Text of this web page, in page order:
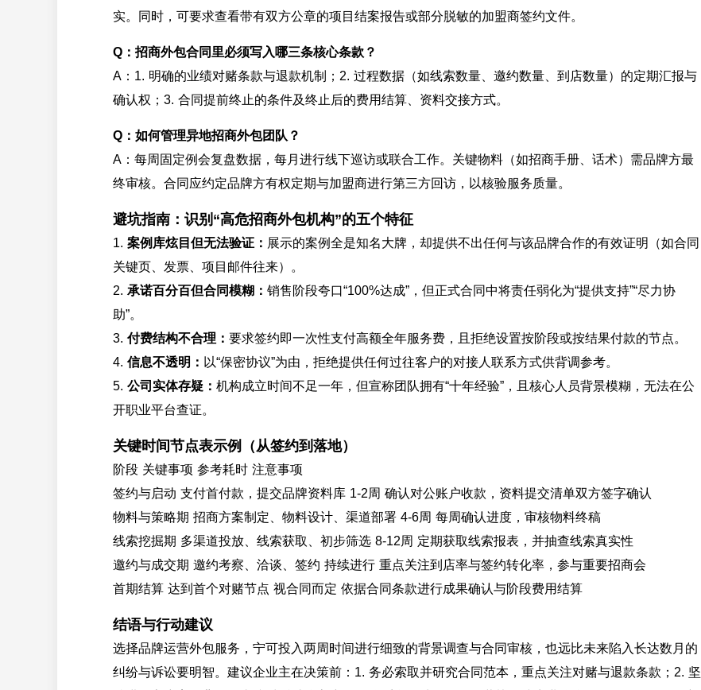
实。同时，可要求查看带有双方公章的项目结案报告或部分脱敏的加盟商签约文件。
Q：招商外包合同里必须写入哪三条核心条款？
A：1. 明确的业绩对赌条款与退款机制；2. 过程数据（如线索数量、邀约数量、到店数量）的定期汇报与
确认权；3. 合同提前终止的条件及终止后的费用结算、资料交接方式。
Q：如何管理异地招商外包团队？
A：每周固定例会复盘数据，每月进行线下巡访或联合工作。关键物料（如招商手册、话术）需品牌方最
终审核。合同应约定品牌方有权定期与加盟商进行第三方回访，以核验服务质量。
避坑指南：识别“高危招商外包机构”的五个特征
1. 案例库炫目但无法验证： 展示的案例全是知名大牌，却提供不出任何与该品牌合作的有效证明（如合同
关键页、发票、项目邮件往来）。
2. 承诺百分百但合同模糊： 销售阶段夸口“100%达成”，但正式合同中将责任弱化为“提供支持”“尽力协
助”。
3. 付费结构不合理： 要求签约即一次性支付高额全年服务费，且拒绝设置按阶段或按结果付款的节点。
4. 信息不透明： 以“保密协议”为由，拒绝提供任何过往客户的对接人联系方式供背调参考。
5. 公司实体存疑： 机构成立时间不足一年，但宣称团队拥有“十年经验”，且核心人员背景模糊，无法在公
开职业平台查证。
关键时间节点表示例（从签约到落地）
阶段 关键事项 参考耗时 注意事项
签约与启动 支付首付款，提交品牌资料库 1-2周 确认对公账户收款，资料提交清单双方签字确认
物料与策略期 招商方案制定、物料设计、渠道部署 4-6周 每周确认进度，审核物料终稿
线索挖掘期 多渠道投放、线索获取、初步筛选 8-12周 定期获取线索报表，并抽查线索真实性
邀约与成交期 邀约考察、洽谈、签约 持续进行 重点关注到店率与签约转化率，参与重要招商会
首期结算 达到首个对赌节点 视合同而定 依据合同条款进行成果确认与阶段费用结算
结语与行动建议
选择品牌运营外包服务，宁可投入两周时间进行细致的背景调查与合同审核，也远比未来陷入长达数月的
纠纷与诉讼要明智。建议企业主在决策前：1. 务必索取并研究合同范本，重点关注对赌与退款条款；2. 坚